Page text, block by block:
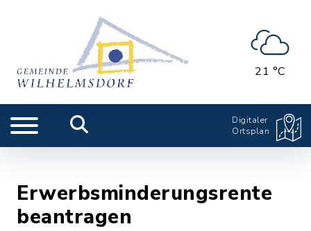
21 °C
Digitaler
Ortsplan
Erwerbsminderungsrente
beantragen